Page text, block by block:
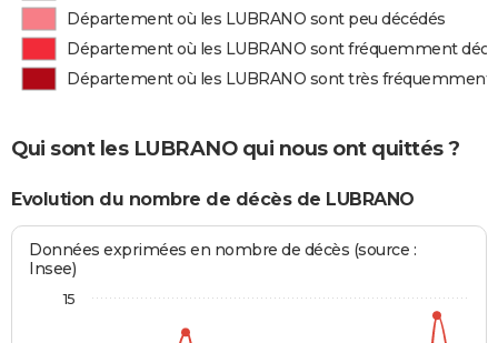
Département où les LUBRANO sont peu décédés
Département où les LUBRANO sont fréquemment
Département où les LUBRANO sont très fréquemment
Qui sont les LUBRANO qui nous ont quittés ?
Evolution du nombre de décès de LUBRANO
Données exprimées en nombre de décès (source :
Insee)
15